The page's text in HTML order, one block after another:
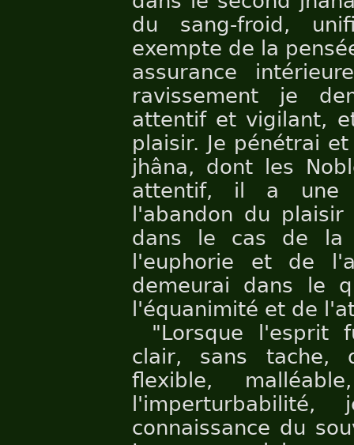
du sang-froid,
exempte de la
assurance
ravissement je
attentif et vigilant,
plaisir. Je pénétrai
jhâna, dont les
attentif, il a une
l'abandon du
dans le cas de la
l'euphorie et de
demeurai dans le
l'équanimité et de
"Lorsque l'esprit
clair, sans tache,
flexible,
connaissance du